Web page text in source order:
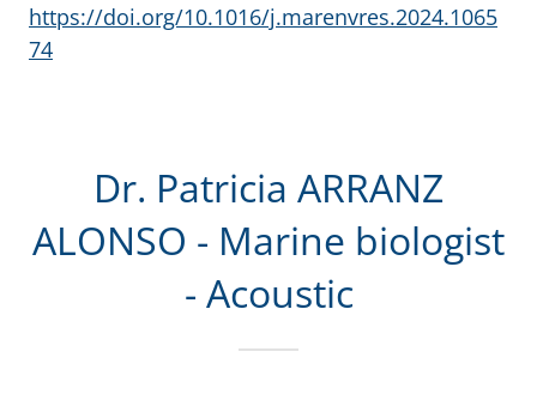
https://doi.org/10.1016/j.marenvres.2024.1065
74
Dr. Patricia ARRANZ
ALONSO - Marine biologist
- Acoustic